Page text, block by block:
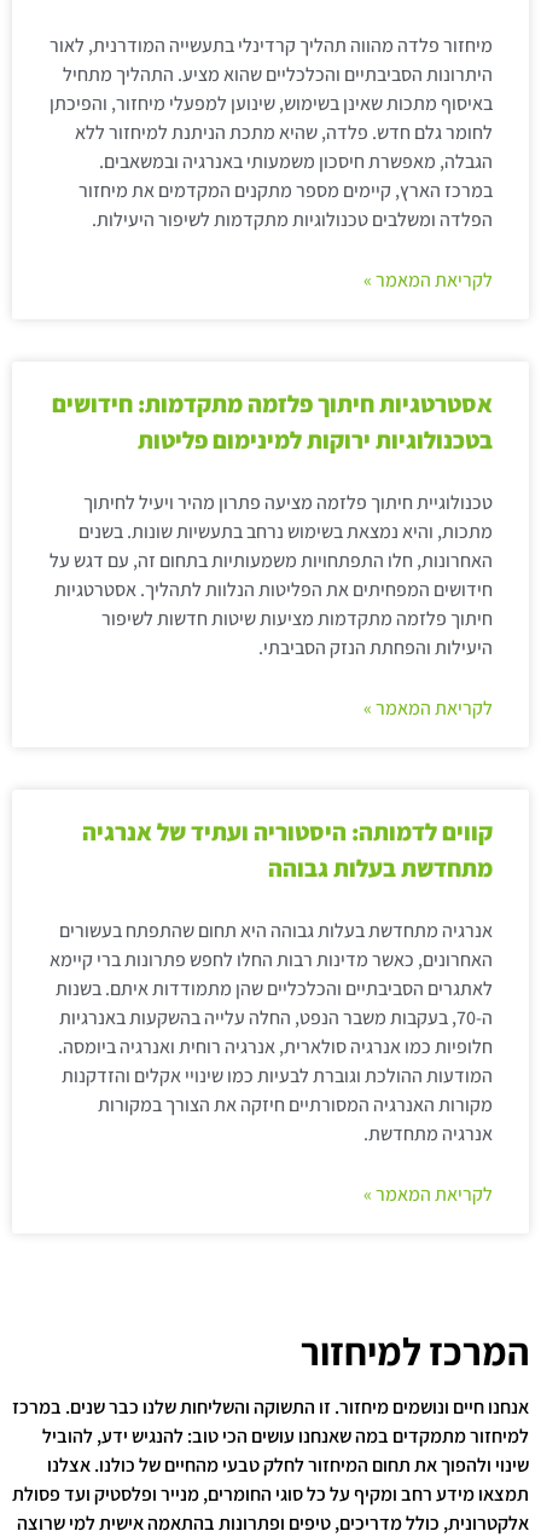
מיחזור פלדה מהווה תהליך קרדינלי בתעשייה המודרנית, לאור
היתרונות הסביבתיים והכלכליים שהוא מציע. התהליך מתחיל
באיסוף מתכות שאינן בשימוש, שינוען למפעלי מיחזור, והפיכתן
לחומר גלם חדש. פלדה, שהיא מתכת הניתנת למיחזור ללא
הגבלה, מאפשרת חיסכון משמעותי באנרגיה ובמשאבים.
במרכז הארץ, קיימים מספר מתקנים המקדמים את מיחזור
הפלדה ומשלבים טכנולוגיות מתקדמות לשיפור היעילות.
לקריאת המאמר »
אסטרטגיות חיתוך פלזמה מתקדמות: חידושים
בטכנולוגיות ירוקות למינימום פליטות
טכנולוגיית חיתוך פלזמה מציעה פתרון מהיר ויעיל לחיתוך
מתכות, והיא נמצאת בשימוש נרחב בתעשיות שונות. בשנים
האחרונות, חלו התפתחויות משמעותיות בתחום זה, עם דגש על
חידושים המפחיתים את הפליטות הנלוות לתהליך. אסטרטגיות
חיתוך פלזמה מתקדמות מציעות שיטות חדשות לשיפור
היעילות והפחתת הנזק הסביבתי.
לקריאת המאמר »
קווים לדמותה: היסטוריה ועתיד של אנרגיה
מתחדשת בעלות גבוהה
אנרגיה מתחדשת בעלות גבוהה היא תחום שהתפתח בעשורים
האחרונים, כאשר מדינות רבות החלו לחפש פתרונות ברי קיימא
לאתגרים הסביבתיים והכלכליים שהן מתמודדות איתם. בשנות
ה-70, בעקבות משבר הנפט, החלה עלייה בהשקעות באנרגיות
חלופיות כמו אנרגיה סולארית, אנרגיה רוחית ואנרגיה ביומסה.
המודעות ההולכת וגוברת לבעיות כמו שינויי אקלים והזדקנות
מקורות האנרגיה המסורתיים חיזקה את הצורך במקורות
אנרגיה מתחדשת.
לקריאת המאמר »
המרכז למיחזור
אנחנו חיים ונושמים מיחזור. זו התשוקה והשליחות שלנו כבר שנים. במרכז
למיחזור מתמקדים במה שאנחנו עושים הכי טוב: להנגיש ידע, להוביל
שינוי ולהפוך את תחום המיחזור לחלק טבעי מהחיים של כולנו. אצלנו
תמצאו מידע רחב ומקיף על כל סוגי החומרים, מנייר ופלסטיק ועד פסולת
אלקטרונית, כולל מדריכים, טיפים ופתרונות בהתאמה אישית למי שרוצה